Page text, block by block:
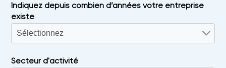
Indiquez depuis combien d’années votre entreprise
existe
Secteur d'activité